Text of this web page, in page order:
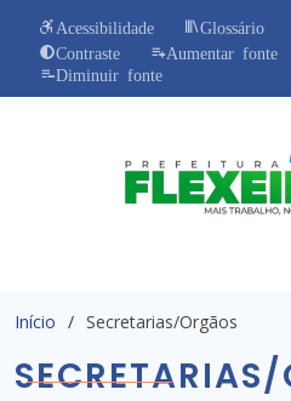
Acessibilidade Glossário
Contraste
Aumentar fonte
Diminuir fonte
Início Secretarias/Orgãos